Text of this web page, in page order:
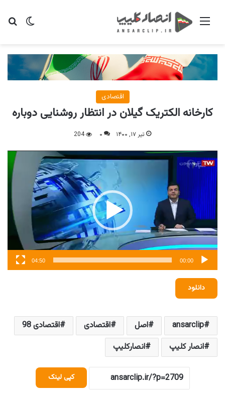
تغییر منو
اقتصادی
کارخانه الکتریک گیلان در انتظار روشنایی دوباره
تیر ۱۷, ۱۴۰۰ ۰ 204
نمایشگر
ویدیو
00:00
04:50
دانلود
ansarclip اصل اقتصادی
اقتصادی 98
انصار کلیپ
انصارکلیپ
کپی لینک